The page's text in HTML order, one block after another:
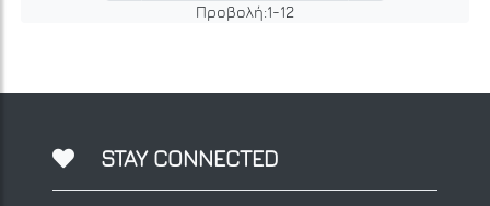
Προβολή:1-12
STAY CONNECTED